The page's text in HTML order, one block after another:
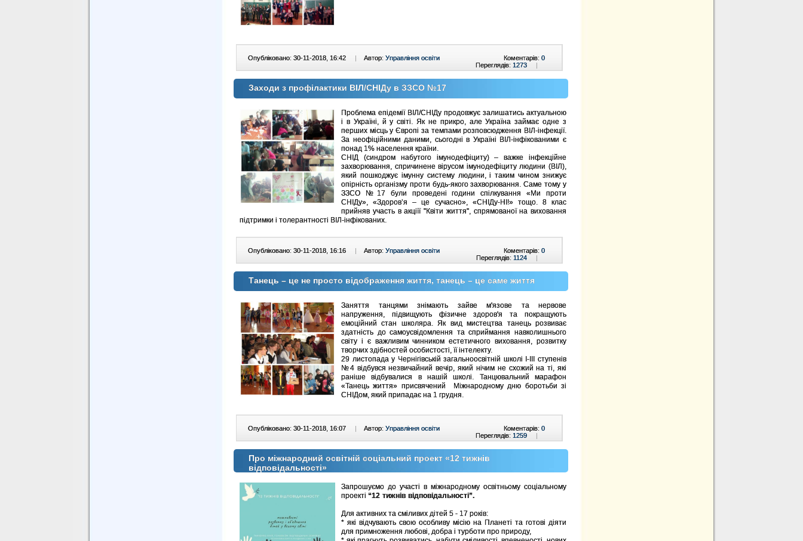
Опубліковано: 30-11-2018, 16:42 | Автор: Управління освіти Коментарів: 0
Переглядів: 1273 |
Заходи з профілактики ВІЛ/СНІДу в ЗЗСО №17
Проблема епідемії ВІЛ/СНІДу продовжує залишатись актуальною
і в Україні, й у світі. Як не прикро, але Україна займає одне з
перших місць у Європі за темпами розповсюдження ВІЛ-інфекції.
За неофіційними даними, сьогодні в Україні ВІЛ-інфікованими є
понад 1% населення країни.
СНІД (синдром набутого імунодефіциту) – важке інфекційне
захворювання, спричинене вірусом імунодефіциту людини (ВІЛ),
який пошкоджує імунну систему людини, і таким чином знижує
опірність організму проти будь-якого захворювання. Саме тому у
ЗЗСО №17 були проведені години спілкування «Ми проти
СНІДу», «Здоров’я – це сучасно», «СНІДу-НІ!» тощо. 8 клас
прийняв участь в акціїї "Квіти життя", спрямованої на виховання
підтримки і толерантності ВІЛ-інфікованих.
Опубліковано: 30-11-2018, 16:16 | Автор: Управління освіти Коментарів: 0
Переглядів: 1124 |
Танець – це не просто відображення життя, танець – це саме життя
Заняття танцями знімають зайве м'язове та нервове
напруження, підвищують фізичне здоров'я та покращують
емоційний стан школяра. Як вид мистецтва танець розвиває
здатність до самоусвідомлення та сприймання навколишнього
світу і є важливим чинником естетичного виховання, розвитку
творчих здібностей особистості, її інтелекту.
29 листопада у Чернігівській загальноосвітній школі І-ІІІ ступенів
№4 відбувся незвичайний вечір, який нічим не схожий на ті, які
раніше відбувалися в нашій школі. Танцювальний марафон
«Танець життя» присвячений Міжнародному дню боротьби зі
СНІДом, який припадає на 1 грудня.
Опубліковано: 30-11-2018, 16:07 | Автор: Управління освіти Коментарів: 0
Переглядів: 1259 |
Про міжнародний освітній соціальний проект «12 тижнів
відповідальності»
Запрошуємо до участі в міжнародному освітньому соціальному
проекті “12 тижнів відповідальності”.
Для активних та сміливих дітей 5 - 17 років:
* які відчувають свою особливу місію на Планеті та готові діяти
для примноження любові, добра і турботи про природу,